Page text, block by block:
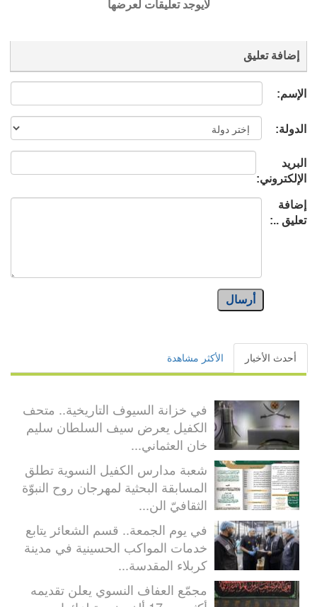
لايوجد تعليقات لعرضها
إضافة تعليق
الإسم:
الدولة:
البريد
الإلكتروني:
إضافة
تعليق ..:
أرسال
أحدث الأخبار الأكثر مشاهدة
في خزانة السيوف التاريخية.. متحف
الكفيل يعرض سيف السلطان سليم
خان العثماني...
شعبة مدارس الكفيل النسوية تطلق
المسابقة البحثية لمهرجان روح النبوّة
الثقافيّ الن...
في يوم الجمعة.. قسم الشعائر يتابع
خدمات المواكب الحسينية في مدينة
كربلاء المقدسة...
مجمّع العفاف النسوي يعلن تقديمه